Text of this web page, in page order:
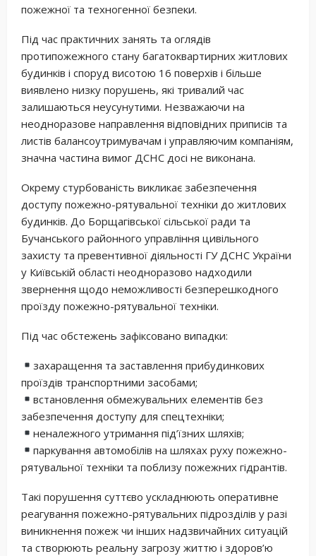
пожежної та техногенної безпеки.
Під час практичних занять та оглядів
протипожежного стану багатоквартирних житлових
будинків і споруд висотою 16 поверхів і більше
виявлено низку порушень, які тривалий час
залишаються неусунутими. Незважаючи на
неодноразове направлення відповідних приписів та
листів балансоутримувачам і управляючим компаніям,
значна частина вимог ДСНС досі не виконана.
Окрему стурбованість викликає забезпечення
доступу пожежно-рятувальної техніки до житлових
будинків. До Борщагівської сільської ради та
Бучанського районного управління цивільного
захисту та превентивної діяльності ГУ ДСНС України
у Київській області неодноразово надходили
звернення щодо неможливості безперешкодного
проїзду пожежно-рятувальної техніки.
Під час обстежень зафіксовано випадки:
захаращення та заставлення прибудинкових
проїздів транспортними засобами;
встановлення обмежувальних елементів без
забезпечення доступу для спецтехніки;
неналежного утримання під’їзних шляхів;
паркування автомобілів на шляхах руху пожежно-
рятувальної техніки та поблизу пожежних гідрантів.
Такі порушення суттєво ускладнюють оперативне
реагування пожежно-рятувальних підрозділів у разі
виникнення пожеж чи інших надзвичайних ситуацій
та створюють реальну загрозу життю і здоров’ю